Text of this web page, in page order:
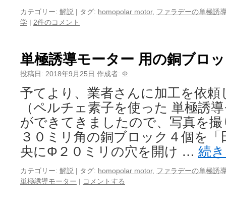
カテゴリー: 解説 | タグ: homopolar motor, ファラデーの単極誘
学 | 2件のコメント
単極誘導モーター 用の銅ブロ
投稿日: 2018年9月25日 作成者: Φ
予てより、業者さんに加工を依
（ペルチェ素子を使った 単極誘
ができてきましたので、写真を
３０ミリ角の銅ブロック４個を
央にΦ２０ミリの穴を開け … 続
カテゴリー: 解説 | タグ: homopolar motor, ファラデーの単極誘
単極誘導モーター | コメントする